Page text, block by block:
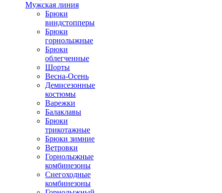
Мужская линия
Брюки
виндстопперы
Брюки
горнолыжные
Брюки
облегченные
Шорты
Весна-Осень
Демисезонные
костюмы
Варежки
Балаклавы
Брюки
трикотажные
Брюки зимние
Ветровки
Горнолыжные
комбинезоны
Снегоходные
комбинезоны